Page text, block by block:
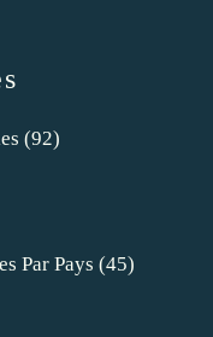
(92)
Par Pays (45)